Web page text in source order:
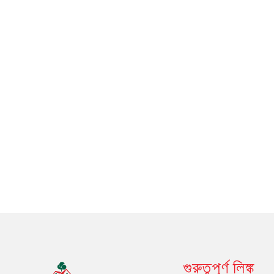
গুরুত্বপূর্ণ লিঙ্ক